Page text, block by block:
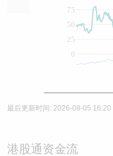
0
25
50
75
最后更新时间: 2026-08-05 16:20
港股通资金流